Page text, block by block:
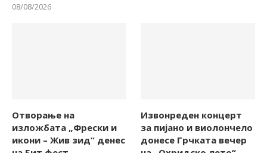
08/08/2026
Отворање на
изложбата „Фрески и
икони – Жив зид“ денес
Извонреден концерт
за пијано и виолончело
донесе Грчката вечер